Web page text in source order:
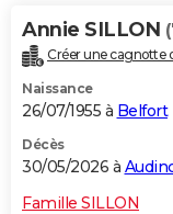
Annie SILLON
Créer une cagnotte
Naissance
26/07/1955 à Belfort
Décès
30/05/2026 à
Famille SILLON